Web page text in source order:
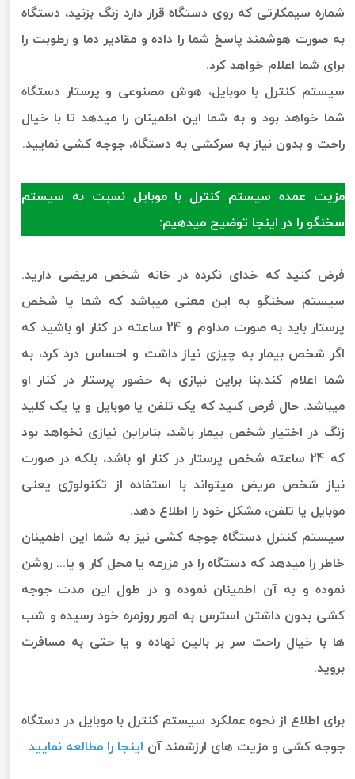
شماره سیمکارتی که روی دستگاه قرار دارد زنگ بزنید، دستگاه
به صورت هوشمند پاسخ شما را داده و مقادیر دما و رطوبت را
برای شما اعلام خواهد کرد.
سیستم کنترل با موبایل، هوش مصنوعی و پرستار دستگاه
شما خواهد بود و به شما این اطمینان را میدهد تا با خیال
راحت و بدون نیاز به سرکشی به دستگاه، جوجه کشی نمایید.
مزیت عمده سیستم کنترل با موبایل نسبت به سیستم
سخنگو را در اینجا توضیح میدهیم:
فرض کنید که خدای نکرده در خانه شخص مریضی دارید.
سیستم سخنگو به این معنی میباشد که شما یا شخص
پرستار باید به صورت مداوم و 24 ساعته در کنار او باشید که
اگر شخص بیمار به چیزی نیاز داشت و احساس درد کرد، به
شما اعلام کند.بنا براین نیازی به حضور پرستار در کنار او
میباشد. حال فرض کنید که یک تلفن یا موبایل و یا یک کلید
زنگ در اختیار شخص بیمار باشد، بنابراین نیازی نخواهد بود
که 24 ساعته شخص پرستار در کنار او باشد، بلکه در صورت
نیاز شخص مریض میتواند با استفاده از تکنولوژی یعنی
موبایل یا تلفن، مشکل خود را اطلاع دهد.
سیستم کنترل دستگاه جوجه کشی نیز به شما این اطمینان
خاطر را میدهد که دستگاه را در مزرعه یا محل کار و یا... روشن
نموده و به آن اطمینان نموده و در طول این مدت جوجه
کشی بدون داشتن استرس به امور روزمره خود رسیده و شب
ها با خیال راحت سر بر بالین نهاده و یا حتی به مسافرت
بروید.
برای اطلاع از نحوه عملکرد سیستم کنترل با موبایل در دستگاه
جوجه کشی و مزیت های ارزشمند آن اینجا را مطالعه نمایید.